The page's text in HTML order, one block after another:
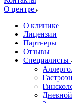
О центре
О клинике
Лицензии
Партнеры
Отзывы
Специалисты